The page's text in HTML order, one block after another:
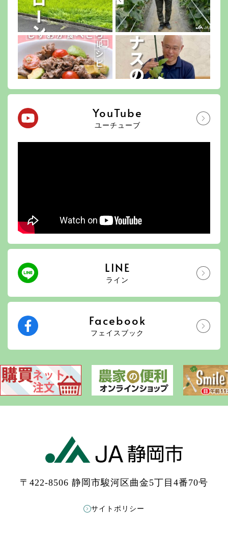
YouTube
ユーチューブ
LINE
ライン
Facebook
フェイスブック
〒422-8506 静岡市駿河区曲金5丁目4番70号
サイトポリシー